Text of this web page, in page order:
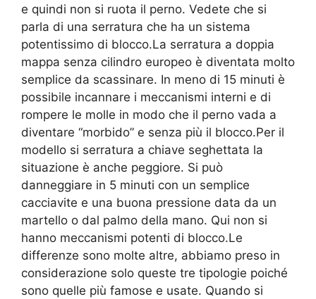
e quindi non si ruota il perno. Vedete che si
parla di una serratura che ha un sistema
potentissimo di blocco.La serratura a doppia
mappa senza cilindro europeo è diventata molto
semplice da scassinare. In meno di 15 minuti è
possibile incannare i meccanismi interni e di
rompere le molle in modo che il perno vada a
diventare “morbido” e senza più il blocco.Per il
modello si serratura a chiave seghettata la
situazione è anche peggiore. Si può
danneggiare in 5 minuti con un semplice
cacciavite e una buona pressione data da un
martello o dal palmo della mano. Qui non si
hanno meccanismi potenti di blocco.Le
differenze sono molte altre, abbiamo preso in
considerazione solo queste tre tipologie poiché
sono quelle più famose e usate. Quando si